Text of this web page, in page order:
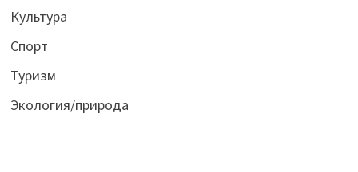
Культура
Спорт
Туризм
Экология/природа